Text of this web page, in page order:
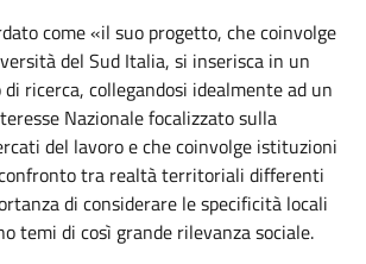
come «il suo progetto, che coinvolge
del Sud Italia, si inserisca in un
ricerca, collegandosi idealmente ad un
Nazionale focalizzato sulla
del lavoro e che coinvolge istituzioni
tra realtà territoriali differenti
di considerare le specificità locali
temi di così grande rilevanza sociale.